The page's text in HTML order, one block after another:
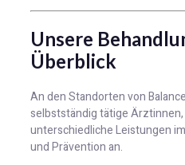
Unsere
Überblick
An den Standorten von
selbstständig tätige
unterschiedliche Leistungen
und Prävention an.